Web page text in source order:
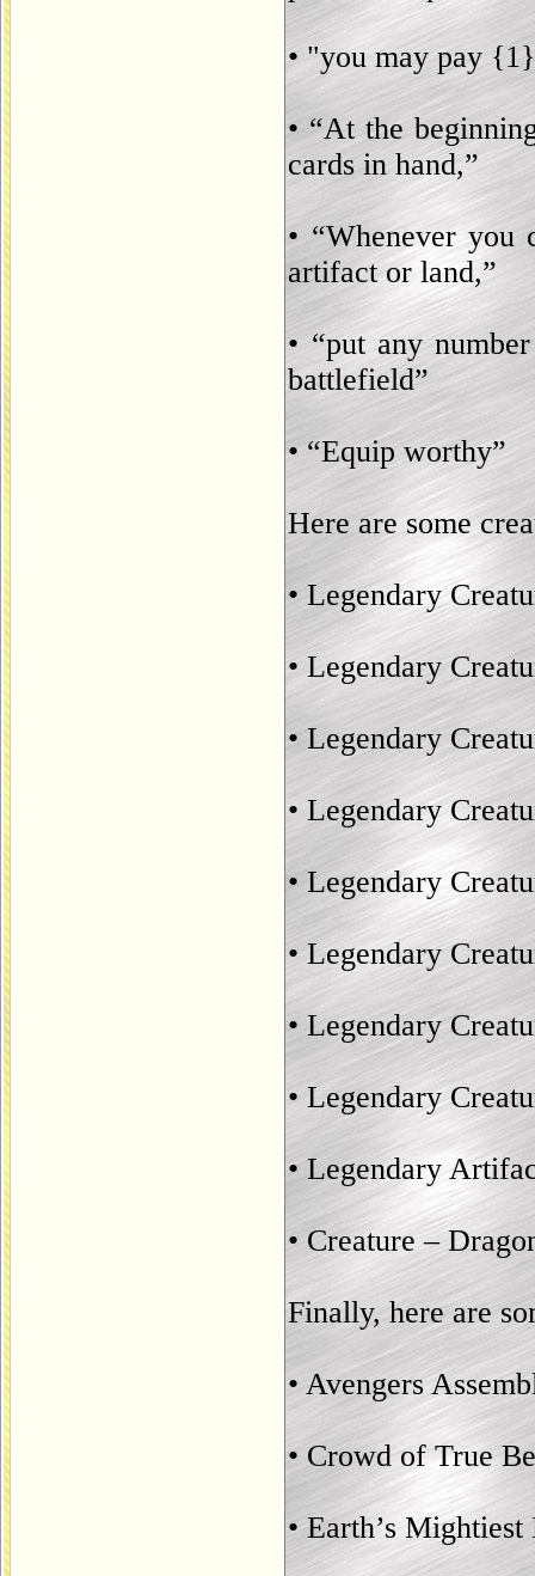
• "you may pay
• “At the
cards in hand,”
• “Whenever you
artifact or land,”
• “put any
battlefield”
• “Equip worthy”
Here are some
• Legendary
• Legendary
• Legendary
• Legendary
• Legendary
• Legendary
• Legendary
• Legendary
• Legendary
• Creature –
Finally, here are
• Avengers
• Crowd of True
• Earth’s Mightiest